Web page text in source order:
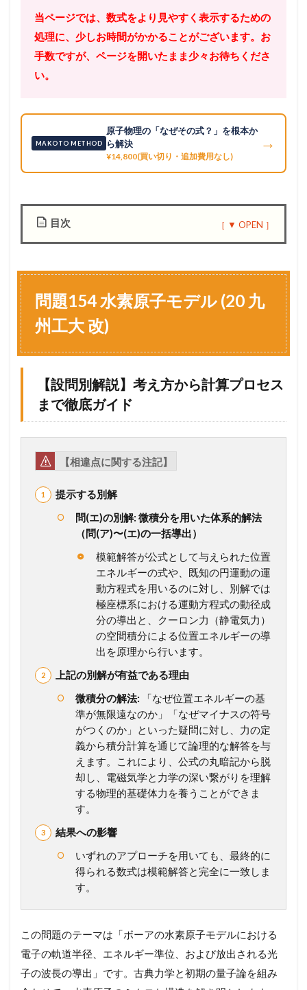
当ページでは、数式をより見やすく表示するための
処理に、少しお時間がかかることがございます。お
手数ですが、ページを開いたまま少々お待ちくださ
い。
MAKOTO METHOD
原子物理の「なぜその式？」を根本か
ら解決
¥14,800(買い切り・追加費用なし)
→
目次
1
5
4
水
原
モ
デ
ル
(
2
0
工
大
改
【
方
か
ら
計
算
プ
ロ
セ
ス
ま
で
底
イ
ド
【
ま
と
】
問題154 水素原子モデル (20 九
州工大 改)
【設問別解説】考え方から計算プロセス
まで徹底ガイド
【相違点に関する注記】
提示する別解
問(エ)の別解: 微積分を用いた体系的解法
（問(ア)〜(エ)の一括導出）
模範解答が公式として与えられた位置
エネルギーの式や、既知の円運動の運
動方程式を用いるのに対し、別解では
極座標系における運動方程式の動径成
分の導出と、クーロン力（静電気力）
の空間積分による位置エネルギーの導
出を原理から行います。
上記の別解が有益である理由
微積分の解法: 「なぜ位置エネルギーの基
準が無限遠なのか」「なぜマイナスの符号
がつくのか」といった疑問に対し、力の定
義から積分計算を通じて論理的な解答を与
えます。これにより、公式の丸暗記から脱
却し、電磁気学と力学の深い繋がりを理解
する物理的基礎体力を養うことができま
す。
結果への影響
いずれのアプローチを用いても、最終的に
得られる数式は模範解答と完全に一致しま
す。
この問題のテーマは「ボーアの水素原子モデルにおける
電子の軌道半径、エネルギー準位、および放出される光
子の波長の導出」です。古典力学と初期の量子論を組み